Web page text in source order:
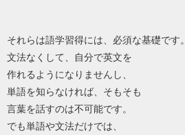
それらは語学習得には、必須な基礎です。
文法なくして、自分で英文を
作れるようになりませんし、
単語を知らなければ、そもそも
言葉を話すのは不可能です。
でも単語や文法だけでは、